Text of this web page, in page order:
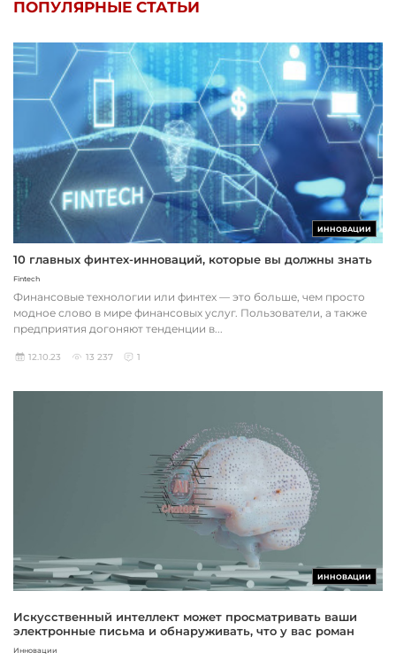
ПОПУЛЯРНЫЕ СТАТЬИ
ИННОВАЦИИ
10 главных финтех-инноваций, которые вы должны знать
Fintech
Финансовые технологии или финтех — это больше, чем просто
модное слово в мире финансовых услуг. Пользователи, а также
предприятия догоняют тенденции в...
12.10.23 13 237 1
ИННОВАЦИИ
Искусственный интеллект может просматривать ваши
электронные письма и обнаруживать, что у вас роман
Инновации